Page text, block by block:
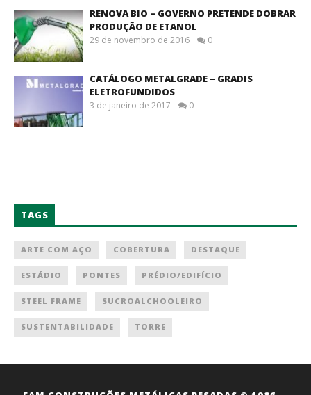
RENOVA BIO – GOVERNO PRETENDE DOBRAR
PRODUÇÃO DE ETANOL
29 de novembro de 2016 0
CATÁLOGO METALGRADE – GRADIS
ELETROFUNDIDOS
3 de janeiro de 2017 0
TAGS
ARTE COM AÇO COBERTURA DESTAQUE
ESTÁDIO PONTES PRÉDIO/EDIFÍCIO
STEEL FRAME SUCROALCHOOLEIRO
SUSTENTABILIDADE TORRE